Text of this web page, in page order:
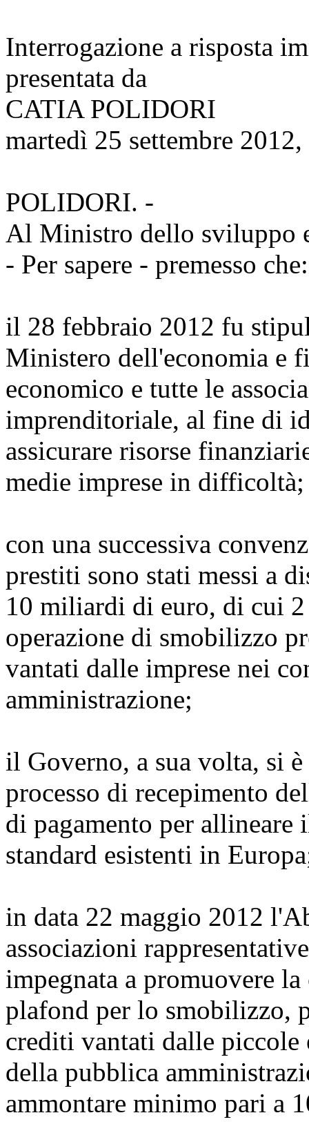
Interrogazione a risposta
presentata da
CATIA POLIDORI
martedì 25 settembre
POLIDORI. -
Al Ministro dello sviluppo
- Per sapere - premesso che:
il 28 febbraio 2012 fu
Ministero dell'economia e
economico e tutte le
imprenditoriale, al fine di
assicurare risorse
medie imprese in difficoltà;
con una successiva
prestiti sono stati messi a
10 miliardi di euro, di cui
operazione di smobilizzo
vantati dalle imprese nei
amministrazione;
il Governo, a sua volta, si
processo di recepimento
di pagamento per allineare
standard esistenti in
in data 22 maggio 2012
associazioni
impegnata a promuovere
plafond per lo smobilizzo,
crediti vantati dalle piccole
della pubblica
ammontare minimo pari a